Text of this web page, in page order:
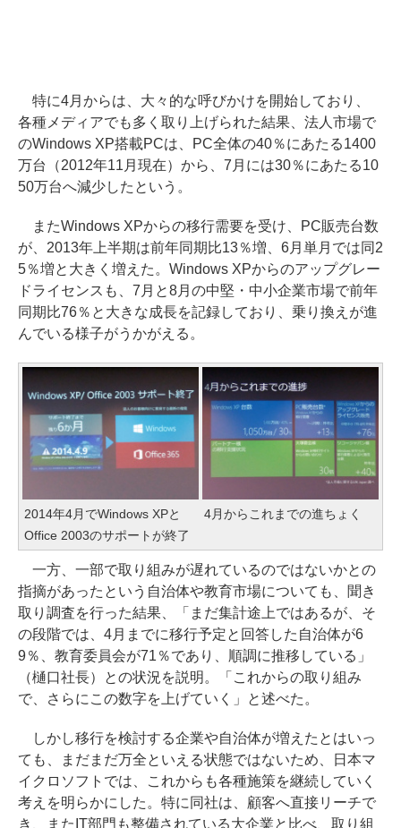
特に4月からは、大々的な呼びかけを開始しており、
各種メディアでも多く取り上げられた結果、法人市場で
のWindows XP搭載PCは、PC全体の40％にあたる1400
万台（2012年11月現在）から、7月には30％にあたる10
50万台へ減少したという。
またWindows XPからの移行需要を受け、PC販売台数
が、2013年上半期は前年同期比13％増、6月単月では同2
5％増と大きく増えた。Windows XPからのアップグレー
ドライセンスも、7月と8月の中堅・中小企業市場で前年
同期比76％と大きな成長を記録しており、乗り換えが進
んでいる様子がうかがえる。
2014年4月でWindows XPと
Office 2003のサポートが終了
4月からこれまでの進ちょく
一方、一部で取り組みが遅れているのではないかとの
指摘があったという自治体や教育市場についても、聞き
取り調査を行った結果、「まだ集計途上ではあるが、そ
の段階では、4月までに移行予定と回答した自治体が6
9％、教育委員会が71％であり、順調に推移している」
（樋口社長）との状況を説明。「これからの取り組み
で、さらにこの数字を上げていく」と述べた。
しかし移行を検討する企業や自治体が増えたとはいっ
ても、まだまだ万全といえる状態ではないため、日本マ
イクロソフトでは、これからも各種施策を継続していく
考えを明らかにした。特に同社は、顧客へ直接リーチで
き、またIT部門も整備されている大企業と比べ、取り組